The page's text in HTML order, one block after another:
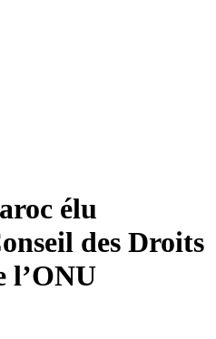
élu
des Droits
l’ONU